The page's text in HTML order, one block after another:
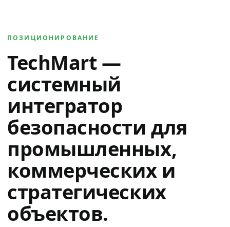
ПОЗИЦИОНИРОВАНИЕ
TechMart —
системный
интегратор
безопасности для
промышленных,
коммерческих и
стратегических
объектов.